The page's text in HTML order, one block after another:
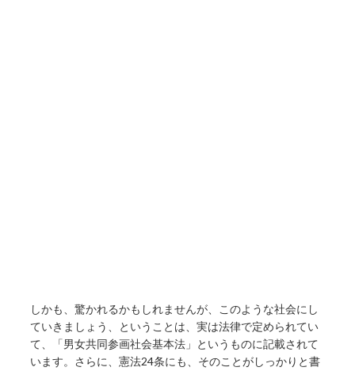
しかも、驚かれるかもしれませんが、このような社会にし
ていきましょう、ということは、実は法律で定められてい
て、「男女共同参画社会基本法」というものに記載されて
います。さらに、憲法24条にも、そのことがしっかりと書